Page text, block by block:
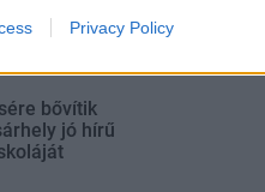
Privacy Policy
bővítik
jó hírű